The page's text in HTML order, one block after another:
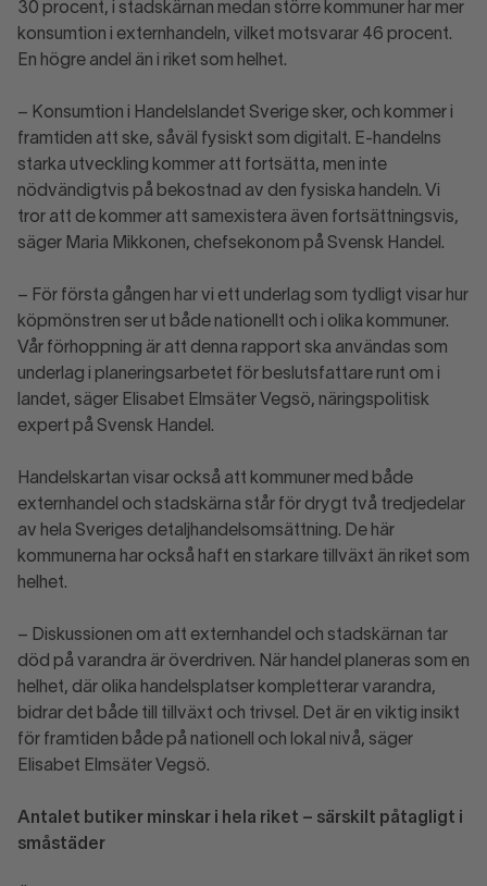
30 procent, i stadskärnan medan större kommuner har mer
konsumtion i externhandeln, vilket motsvarar 46 procent.
En högre andel än i riket som helhet.
– Konsumtion i Handelslandet Sverige sker, och kommer i
framtiden att ske, såväl fysiskt som digitalt. E-handelns
starka utveckling kommer att fortsätta, men inte
nödvändigtvis på bekostnad av den fysiska handeln. Vi
tror att de kommer att samexistera även fortsättningsvis,
säger Maria Mikkonen, chefsekonom på Svensk Handel.
– För första gången har vi ett underlag som tydligt visar hur
köpmönstren ser ut både nationellt och i olika kommuner.
Vår förhoppning är att denna rapport ska användas som
underlag i planeringsarbetet för beslutsfattare runt om i
landet, säger Elisabet Elmsäter Vegsö, näringspolitisk
expert på Svensk Handel.
Handelskartan visar också att kommuner med både
externhandel och stadskärna står för drygt två tredjedelar
av hela Sveriges detaljhandelsomsättning. De här
kommunerna har också haft en starkare tillväxt än riket som
helhet.
– Diskussionen om att externhandel och stadskärnan tar
död på varandra är överdriven. När handel planeras som en
helhet, där olika handelsplatser kompletterar varandra,
bidrar det både till tillväxt och trivsel. Det är en viktig insikt
för framtiden både på nationell och lokal nivå, säger
Elisabet Elmsäter Vegsö.
Antalet butiker minskar i hela riket – särskilt påtagligt i
småstäder